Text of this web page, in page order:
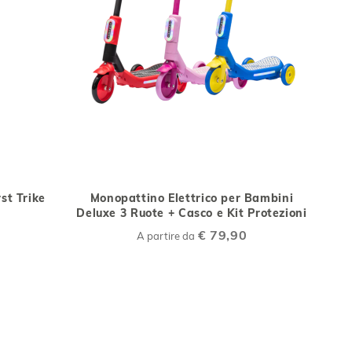
Trike
Monopattino Elettrico per Bambini
Deluxe 3 Ruote + Casco e Kit Protezioni
A partire da € 79,90
LISTA
DESIDERI
CONFRONTO